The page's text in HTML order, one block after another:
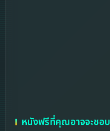
หนังฟรีที่คุณอาจจะชอบ